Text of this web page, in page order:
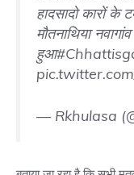
हादसादो कारों के
मौतनाथिया
हुआ
— Rkhulasa